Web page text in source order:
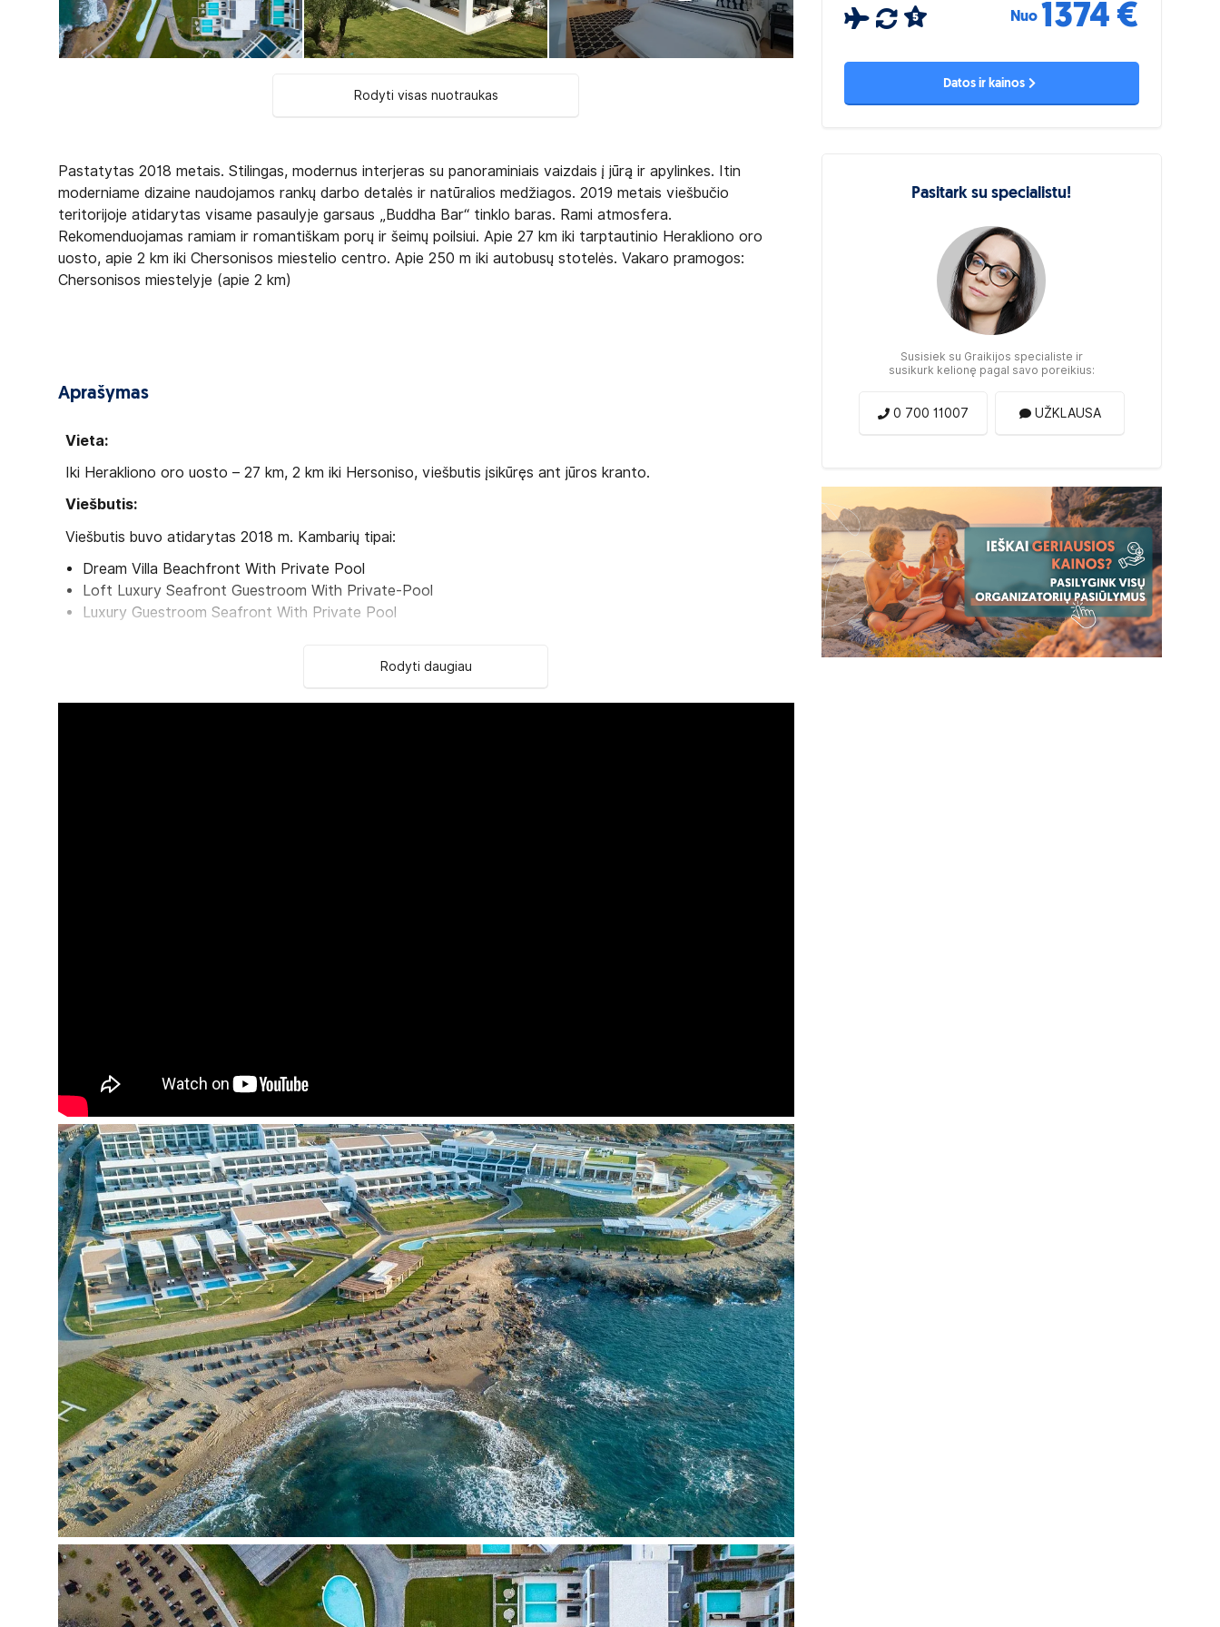
Rodyti visas nuotraukas
Pastatytas 2018 metais. Stilingas, modernus interjeras su panoraminiais vaizdais į jūrą ir apylinkes. Itin
moderniame dizaine naudojamos rankų darbo detalės ir natūralios medžiagos. 2019 metais viešbučio
teritorijoje atidarytas visame pasaulyje garsaus „Buddha Bar“ tinklo baras. Rami atmosfera.
Rekomenduojamas ramiam ir romantiškam porų ir šeimų poilsiui. Apie 27 km iki tarptautinio Herakliono oro
uosto, apie 2 km iki Chersonisos miestelio centro. Apie 250 m iki autobusų stotelės. Vakaro pramogos:
Chersonisos miestelyje (apie 2 km)
Aprašymas
Vieta:
Iki Herakliono oro uosto – 27 km, 2 km iki Hersoniso, viešbutis įsikūręs ant jūros kranto.
Viešbutis:
Viešbutis buvo atidarytas 2018 m. Kambarių tipai:
Dream Villa Beachfront With Private Pool
Loft Luxury Seafront Guestroom With Private-Pool
Luxury Guestroom Seafront With Private Pool
Abaton Collection Suite With Private Outdoor Jacuzzi
3 pagrindiniai restoranai
3 a la carte restoranai
2 barai
Atviras baseinas
Uždaras baseinas
Prie baseino: skėčiai, gultai - nemokamai
Bevielis internetas visoje teritorijoje
Konferencijų salė
Drabužių skalbimo bei valymo paslaugos (už papildomą mokestį)
Sportas ir pramogos:
Nemokamai:
Oro ritulys
Biliardas
Teniso kortas
Už papildomą mokestį:
SPA procedūros
Kino teatras
Nardymo klubas
Vaikams:
Vaikų baseinas
Paplūdimys:
Rodyti daugiau
5 Nuo 1374 €
Datos ir kainos
Pasitark su specialistu!
Susisiek su Graikijos specialiste ir
susikurk kelionę pagal savo poreikius:
0 700 11007 UŽKLAUSA